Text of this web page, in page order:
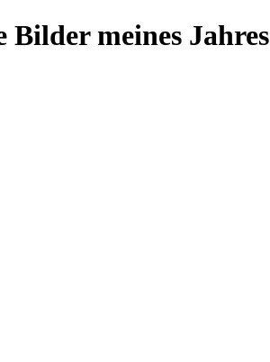
meines Jahres